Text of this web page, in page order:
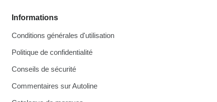
Informations
Conditions générales d'utilisation
Politique de confidentialité
Conseils de sécurité
Commentaires sur Autoline